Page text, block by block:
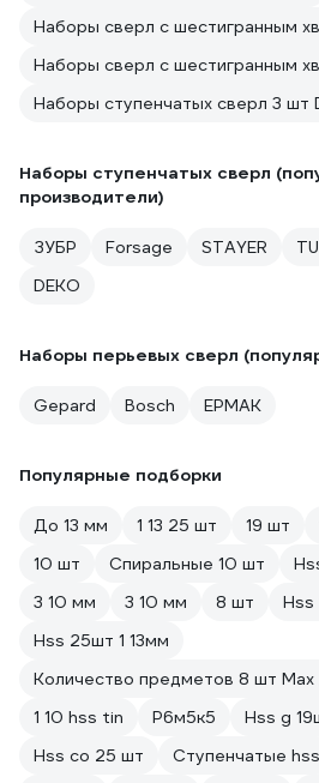
Наборы сверл с шестигранным
Наборы сверл с шестигранным
Наборы ступенчатых сверл 3 шт
Наборы ступенчатых сверл
производители)
ЗУБР Forsage STAYER
DEKO
Наборы перьевых сверл
Gepard Bosch ЕРМАК
Популярные подборки
До 13 мм 1 13 25 шт 19 шт
10 шт
Спиральные 10 шт
3 10 мм
3 10 мм 8 шт
Hss
Hss 25шт 1 13мм
Количество предметов 8 шт
1 10 hss tin
Р6м5к5 Hss g
Hss co 25 шт
Ступенчатые hss